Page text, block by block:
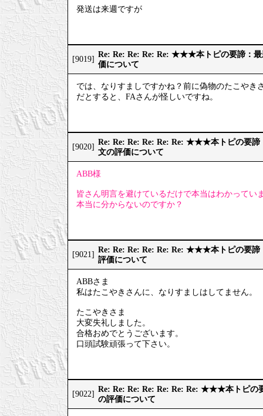
発送は来週ですが
[9019]
Re: Re: Re: Re: Re: ★★★本トピの要諦：最
価について
では、なりすましですかね？前に偽物のたこやき
だとすると、FAさんが怪しいですね。
[9020]
Re: Re: Re: Re: Re: Re: ★★★本トピの要諦
文の評価について
ABB様
皆さん明言を避けているだけで本当はわかってい
本当に分からないのですか？
[9021]
Re: Re: Re: Re: Re: Re: ★★★本トピの要諦
評価について
ABBさま
私はたこやきさんに、なりすましはしてません。
たこやきさま
大変失礼しました。
合格おめでとうございます。
口頭試験頑張って下さい。
[9022]
Re: Re: Re: Re: Re: Re: Re: ★★★本トピの
の評価について